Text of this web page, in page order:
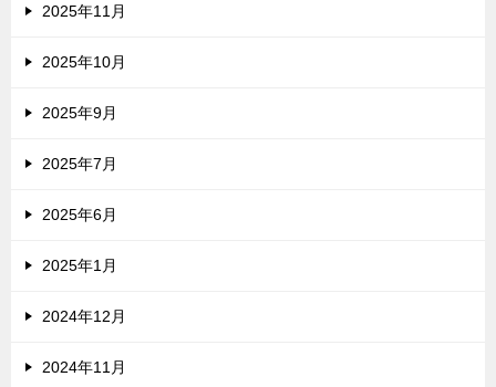
2025年11月
2025年10月
2025年9月
2025年7月
2025年6月
2025年1月
2024年12月
2024年11月